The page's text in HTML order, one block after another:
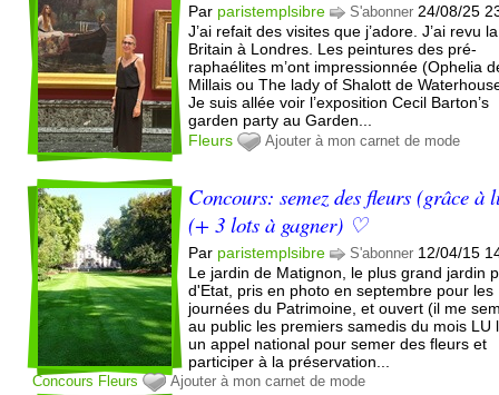
Par paristemplsibre S'abonner 24/08/25
J’ai refait des visites que j’adore. J’ai revu
Britain à Londres. Les peintures des pré-
raphaélites m’ont impressionnée (Ophelia
Millais ou The lady of Shalott de
Je suis allée voir l’exposition Cecil Barton’s
garden party au Garden...
Fleurs
Ajouter à mon carnet de mode
Concours: semez des fleurs (grâce à
(+ 3 lots à gagner) ♡
Par paristemplsibre S'abonner 12/04/15
Le jardin de Matignon, le plus grand jardin
d'Etat, pris en photo en septembre pour les
journées du Patrimoine, et ouvert (il me
au public les premiers samedis du mois LU
un appel national pour semer des fleurs et
participer à la préservation...
Concours Fleurs Ajouter à mon carnet de mode